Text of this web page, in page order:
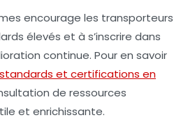
encourage les transporteurs
élevés et à s’inscrire dans
continue. Pour en savoir
standards et certifications en
de ressources
et enrichissante.